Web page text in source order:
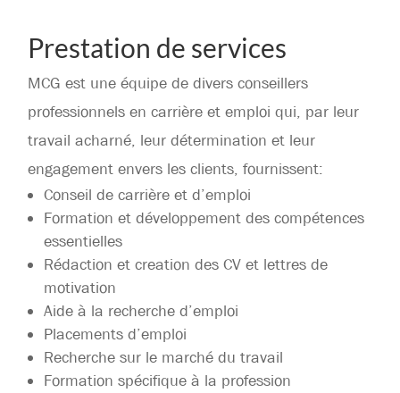
Prestation de services
MCG est une équipe de divers conseillers
professionnels en carrière et emploi qui, par leur
travail acharné, leur détermination et leur
engagement envers les clients, fournissent:
Conseil de carrière et d’emploi
Formation et développement des compétences
essentielles
Rédaction et creation des CV et lettres de
motivation
Aide à la recherche d’emploi
Placements d’emploi
Recherche sur le marché du travail
Formation spécifique à la profession